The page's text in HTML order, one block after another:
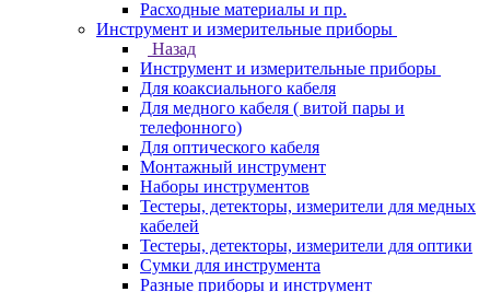
Расходные материалы и пр.
Инструмент и измерительные приборы
Назад
Инструмент и измерительные приборы
Для коаксиального кабеля
Для медного кабеля ( витой пары и
телефонного)
Для оптического кабеля
Монтажный инструмент
Наборы инструментов
Тестеры, детекторы, измерители для медных
кабелей
Тестеры, детекторы, измерители для оптики
Сумки для инструмента
Разные приборы и инструмент